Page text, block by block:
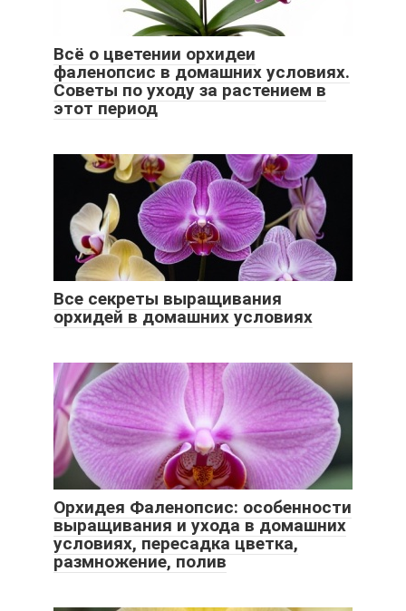
Всё о цветении орхидеи
фаленопсис в домашних условиях.
Советы по уходу за растением в
этот период
Все секреты выращивания
орхидей в домашних условиях
Орхидея Фаленопсис: особенности
выращивания и ухода в домашних
условиях, пересадка цветка,
размножение, полив